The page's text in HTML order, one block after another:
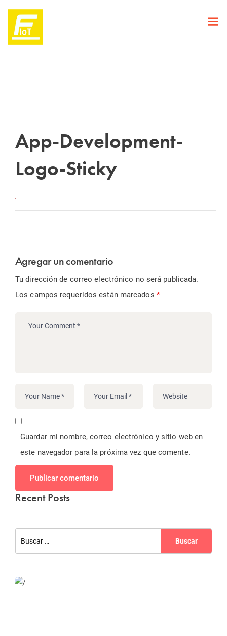
App-Development-
Logo-Sticky
Agregar un comentario
Tu dirección de correo electrónico no será publicada.
Los campos requeridos están marcados *
Guardar mi nombre, correo electrónico y sitio web en
este navegador para la próxima vez que comente.
Publicar comentario
Recent Posts